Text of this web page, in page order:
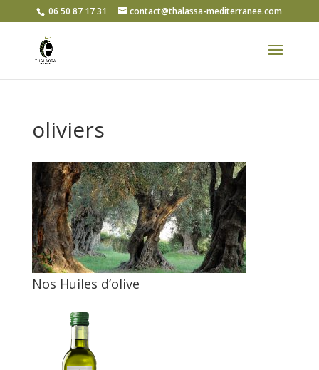
06 50 87 17 31 contact@thalassa-mediterranee.com
oliviers
Nos Huiles d’olive